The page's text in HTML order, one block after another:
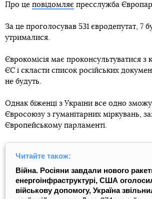
Про це повідомляє пресслужба
За це проголосував 531 євродепутат, 7
утрималися.
Єврокомісія має проконсультуватися з
ЄС і скласти список російських
не будуть.
Однак біженці з України все одно
Євросоюзу з гуманітарних міркувань,
Європейському парламенті.
Читайте також:
Війна. Росіяни завдали нового
енергоінфраструктурі, США
військову допомогу, Україна